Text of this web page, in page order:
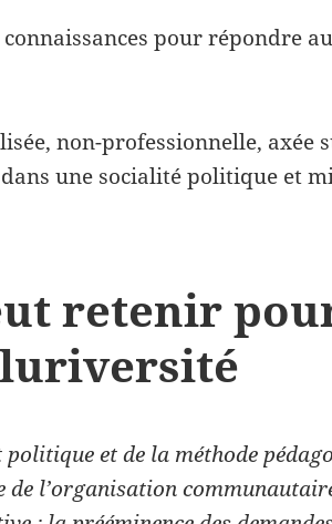
pour répondre
non-professionnelle, axée
une socialité politique et
retenir
et de la méthode
de l’organisation